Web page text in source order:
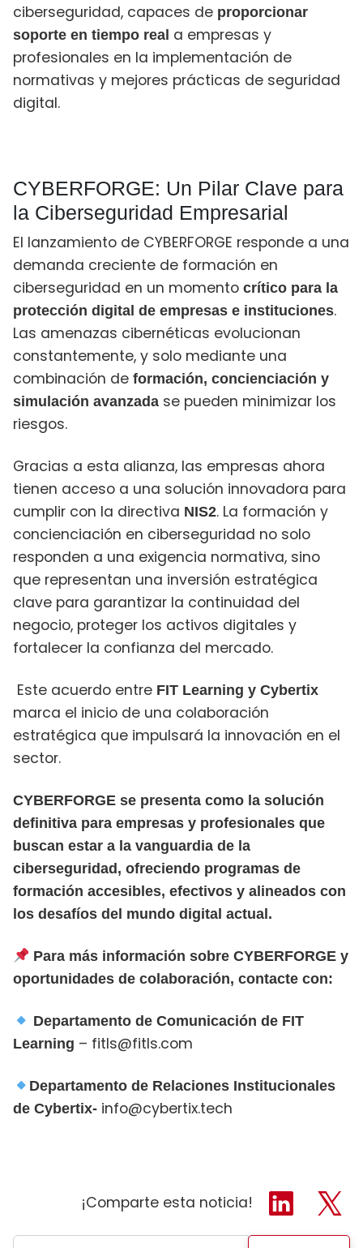
ciberseguridad, capaces de proporcionar
soporte en tiempo real a empresas y
profesionales en la implementación de
normativas y mejores prácticas de seguridad
digital.
CYBERFORGE: Un Pilar Clave para
la Ciberseguridad Empresarial
El lanzamiento de CYBERFORGE responde a una
demanda creciente de formación en
ciberseguridad en un momento crítico para la
protección digital de empresas e instituciones.
Las amenazas cibernéticas evolucionan
constantemente, y solo mediante una
combinación de formación, concienciación y
simulación avanzada se pueden minimizar los
riesgos.
Gracias a esta alianza, las empresas ahora
tienen acceso a una solución innovadora para
cumplir con la directiva NIS2. La formación y
concienciación en ciberseguridad no solo
responden a una exigencia normativa, sino
que representan una inversión estratégica
clave para garantizar la continuidad del
negocio, proteger los activos digitales y
fortalecer la confianza del mercado.
Este acuerdo entre FIT Learning y Cybertix
marca el inicio de una colaboración
estratégica que impulsará la innovación en el
sector.
CYBERFORGE se presenta como la solución
definitiva para empresas y profesionales que
buscan estar a la vanguardia de la
ciberseguridad, ofreciendo programas de
formación accesibles, efectivos y alineados con
los desafíos del mundo digital actual.
Para más información sobre CYBERFORGE y
oportunidades de colaboración, contacte con:
Departamento de Comunicación de FIT
Learning – fitls@fitls.com
Departamento de Relaciones Institucionales
de Cybertix- info@cybertix.tech
¡Comparte esta noticia!